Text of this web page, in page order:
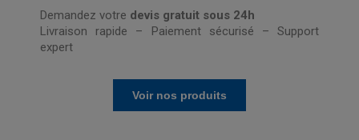
Demandez votre devis gratuit sous 24h
Livraison rapide – Paiement sécurisé – Support
expert
Voir nos produits